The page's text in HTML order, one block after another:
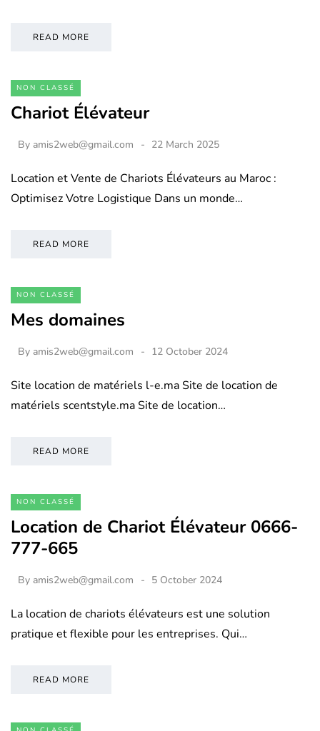
READ MORE
NON CLASSÉ
Chariot Élévateur
By amis2web@gmail.com 22 March 2025
Location et Vente de Chariots Élévateurs au Maroc :
Optimisez Votre Logistique Dans un monde…
READ MORE
NON CLASSÉ
Mes domaines
By amis2web@gmail.com 12 October 2024
Site location de matériels l-e.ma Site de location de
matériels scentstyle.ma Site de location…
READ MORE
NON CLASSÉ
Location de Chariot Élévateur 0666-
777-665
By amis2web@gmail.com 5 October 2024
La location de chariots élévateurs est une solution
pratique et flexible pour les entreprises. Qui…
READ MORE